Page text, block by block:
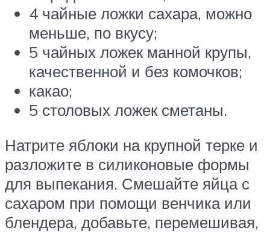
4 чайные ложки сахара, можно
меньше, по вкусу;
5 чайных ложек манной крупы,
качественной и без комочков;
какао;
5 столовых ложек сметаны.
Натрите яблоки на крупной терке и
разложите в силиконовые формы
для выпекания. Смешайте яйца с
сахаром при помощи венчика или
блендера, добавьте, перемешивая,